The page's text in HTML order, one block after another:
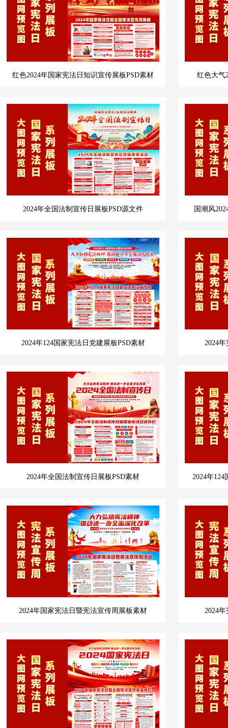
红色2024年国家宪法日知识宣传展板PSD素材 红色大气
2024年全国法制宣传日展板PSD源文件 国潮风
2024年124国家宪法日党建展板PSD素材 2024
2024年全国法制宣传日展板PSD素材 2024年124
2024年国家宪法日暨宪法宣传周展板素材 2024